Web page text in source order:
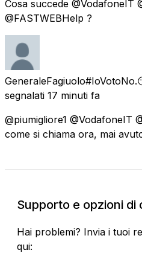
Cosa succede @VodafoneIT
@FASTWEBHelp ?
segnalati 17 minuti fa
@piumigliore1 @VodafoneIT
come si chiama ora, mai
Supporto e opzioni di
Hai problemi? Invia i tuoi
qui: